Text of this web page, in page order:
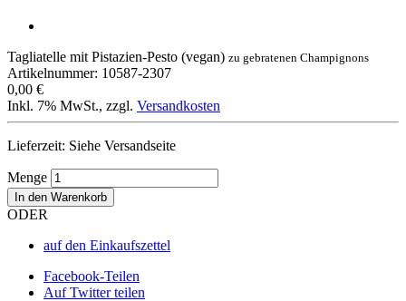
Tagliatelle mit Pistazien-Pesto (vegan) zu gebratenen Champignons
Artikelnummer: 10587-2307
0,00 €
Inkl. 7% MwSt., zzgl. Versandkosten
Lieferzeit: Siehe Versandseite
Menge
In den Warenkorb
ODER
auf den Einkaufszettel
Facebook-Teilen
Auf Twitter teilen